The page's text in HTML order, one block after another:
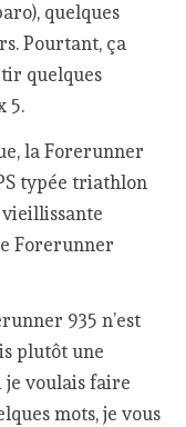
quelques
Pourtant, ça
quelques
5.
la Forerunner
typée triathlon
Forerunner
935 n’est
plutôt une
je voulais faire
mots, je vous